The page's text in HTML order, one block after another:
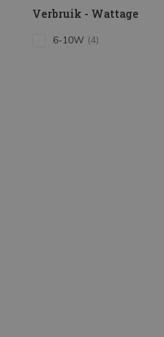
Verbruik - Wattage
6-10W (4)